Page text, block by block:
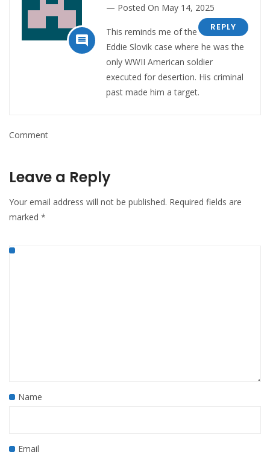

Posted On May 14, 2025
REPLY
This reminds me of the
Eddie Slovik case where he was the
only WWII American soldier
executed for desertion. His criminal
past made him a target.
Comment
Leave a Reply
Your email address will not be published. Required fields are
marked *
Name
Email